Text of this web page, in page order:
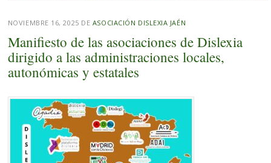
NOVIEMBRE 16, 2025 DE ASOCIACIÓN DISLEXIA JAÉN
Manifiesto de las asociaciones de Dislexia
dirigido a las administraciones locales,
autonómicas y estatales